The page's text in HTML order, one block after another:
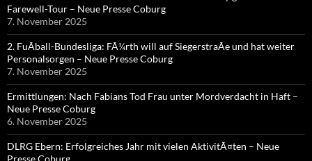
Farewell-Tour – Neue Presse Coburg
7. November 2025
2. FuÃball-Bundesliga: FÃ¼rth will auf SiegerstraÃe und hat weiter
Personalsorgen – Neue Presse Coburg
7. November 2025
Ermittlungen: Nach Fabians Tod Frau unter Mordverdacht in Haft –
Neue Presse Coburg
6. November 2025
DLRG Ebern: Erfolgreiches Jahr mit vielen AktivitÃ¤ten – Neue
Presse Coburg